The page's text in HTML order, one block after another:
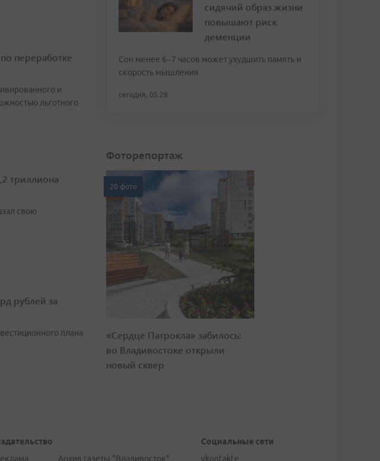
переработке
и
льготного
триллиона
свою
рублей за
плана
сидячий образ жизни
повышают риск
деменции
Сон менее 6–7 часов может ухудшить память и
скорость мышления
сегодня, 05:28
Фоторепортаж
20 фото
«Сердце Патрокла» забилось:
во Владивостоке открыли
новый сквер
Архив газеты "Владивосток"
Социальные сети
vkontakte